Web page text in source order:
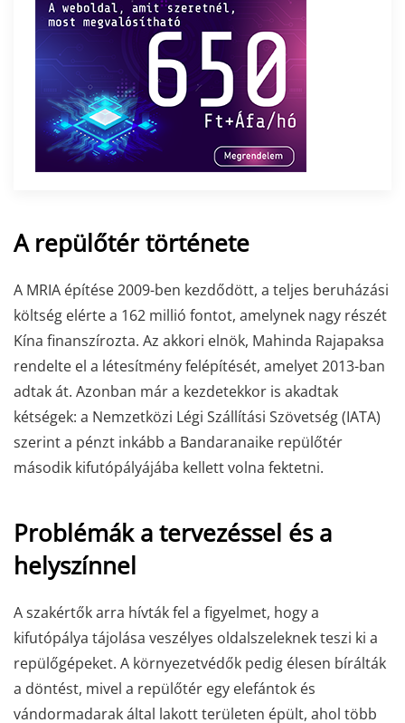
A repülőtér története
A MRIA építése 2009-ben kezdődött, a teljes beruházási
költség elérte a 162 millió fontot, amelynek nagy részét
Kína finanszírozta. Az akkori elnök, Mahinda Rajapaksa
rendelte el a létesítmény felépítését, amelyet 2013-ban
adtak át. Azonban már a kezdetekkor is akadtak
kétségek: a Nemzetközi Légi Szállítási Szövetség (IATA)
szerint a pénzt inkább a Bandaranaike repülőtér
második kifutópályájába kellett volna fektetni.
Problémák a tervezéssel és a
helyszínnel
A szakértők arra hívták fel a figyelmet, hogy a
kifutópálya tájolása veszélyes oldalszeleknek teszi ki a
repülőgépeket. A környezetvédők pedig élesen bírálták
a döntést, mivel a repülőtér egy elefántok és
vándormadarak által lakott területen épült, ahol több